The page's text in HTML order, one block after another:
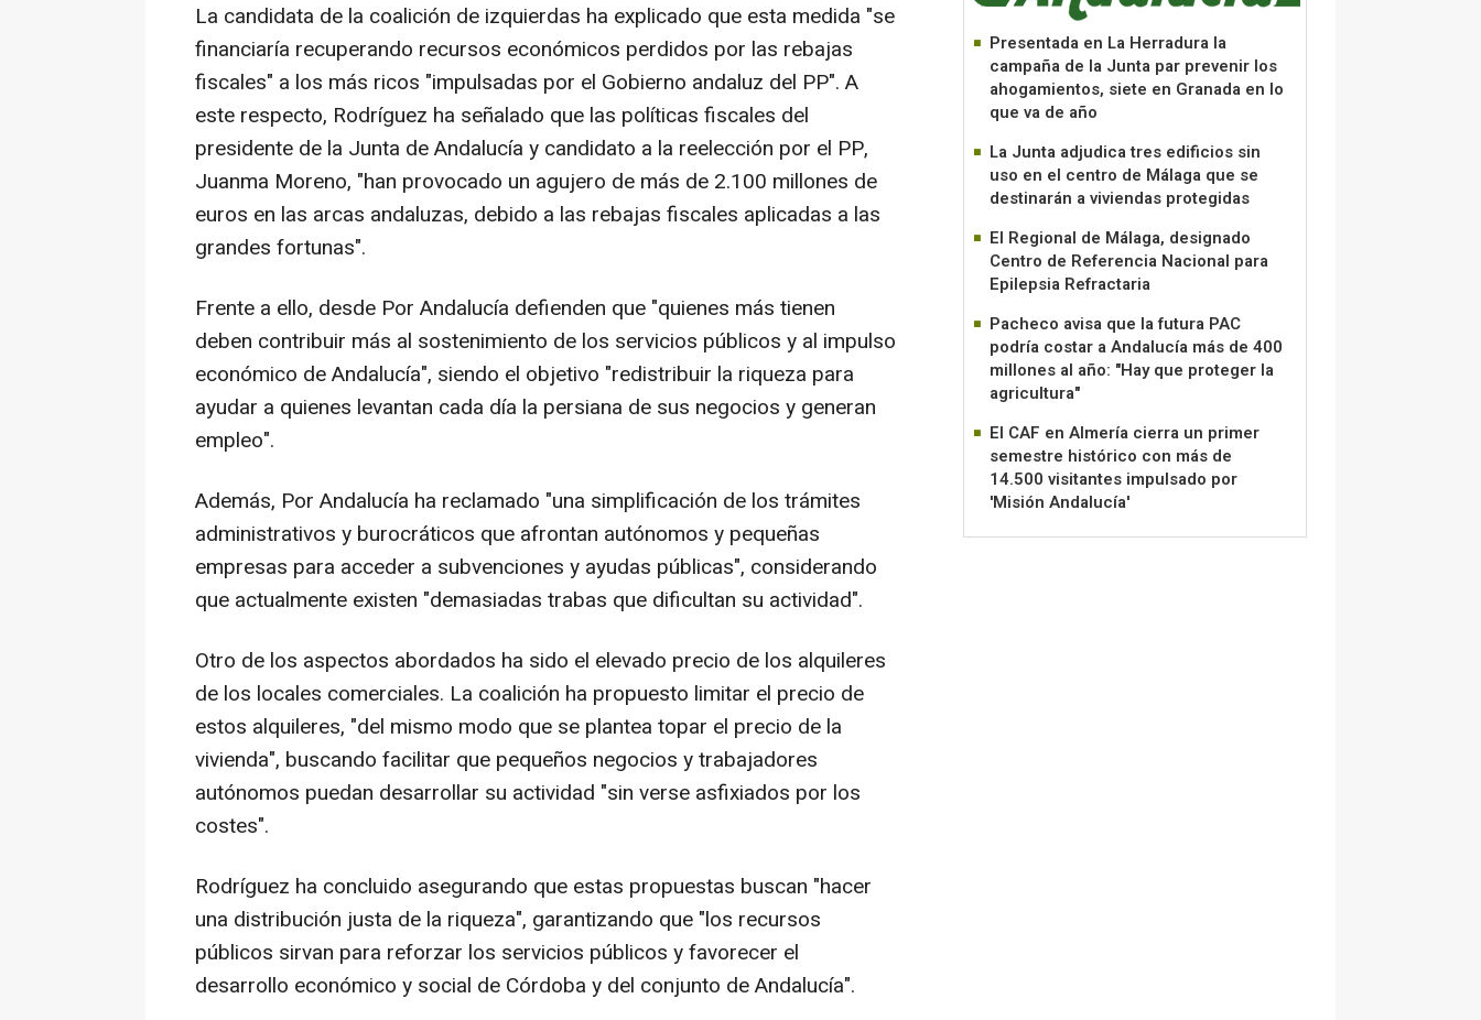
La candidata de la coalición de izquierdas ha explicado que esta medida "se
financiaría recuperando recursos económicos perdidos por las rebajas
fiscales" a los más ricos "impulsadas por el Gobierno andaluz del PP". A
este respecto, Rodríguez ha señalado que las políticas fiscales del
presidente de la Junta de Andalucía y candidato a la reelección por el PP,
Juanma Moreno, "han provocado un agujero de más de 2.100 millones de
euros en las arcas andaluzas, debido a las rebajas fiscales aplicadas a las
grandes fortunas".
Frente a ello, desde Por Andalucía defienden que "quienes más tienen
deben contribuir más al sostenimiento de los servicios públicos y al impulso
económico de Andalucía", siendo el objetivo "redistribuir la riqueza para
ayudar a quienes levantan cada día la persiana de sus negocios y generan
empleo".
Además, Por Andalucía ha reclamado "una simplificación de los trámites
administrativos y burocráticos que afrontan autónomos y pequeñas
empresas para acceder a subvenciones y ayudas públicas", considerando
que actualmente existen "demasiadas trabas que dificultan su actividad".
Otro de los aspectos abordados ha sido el elevado precio de los alquileres
de los locales comerciales. La coalición ha propuesto limitar el precio de
estos alquileres, "del mismo modo que se plantea topar el precio de la
vivienda", buscando facilitar que pequeños negocios y trabajadores
autónomos puedan desarrollar su actividad "sin verse asfixiados por los
costes".
Rodríguez ha concluido asegurando que estas propuestas buscan "hacer
una distribución justa de la riqueza", garantizando que "los recursos
públicos sirvan para reforzar los servicios públicos y favorecer el
desarrollo económico y social de Córdoba y del conjunto de Andalucía".
Presentada en La Herradura la
campaña de la Junta par prevenir los
ahogamientos, siete en Granada en lo
que va de año
La Junta adjudica tres edificios sin
uso en el centro de Málaga que se
destinarán a viviendas protegidas
El Regional de Málaga, designado
Centro de Referencia Nacional para
Epilepsia Refractaria
Pacheco avisa que la futura PAC
podría costar a Andalucía más de 400
millones al año: "Hay que proteger la
agricultura"
El CAF en Almería cierra un primer
semestre histórico con más de
14.500 visitantes impulsado por
'Misión Andalucía'